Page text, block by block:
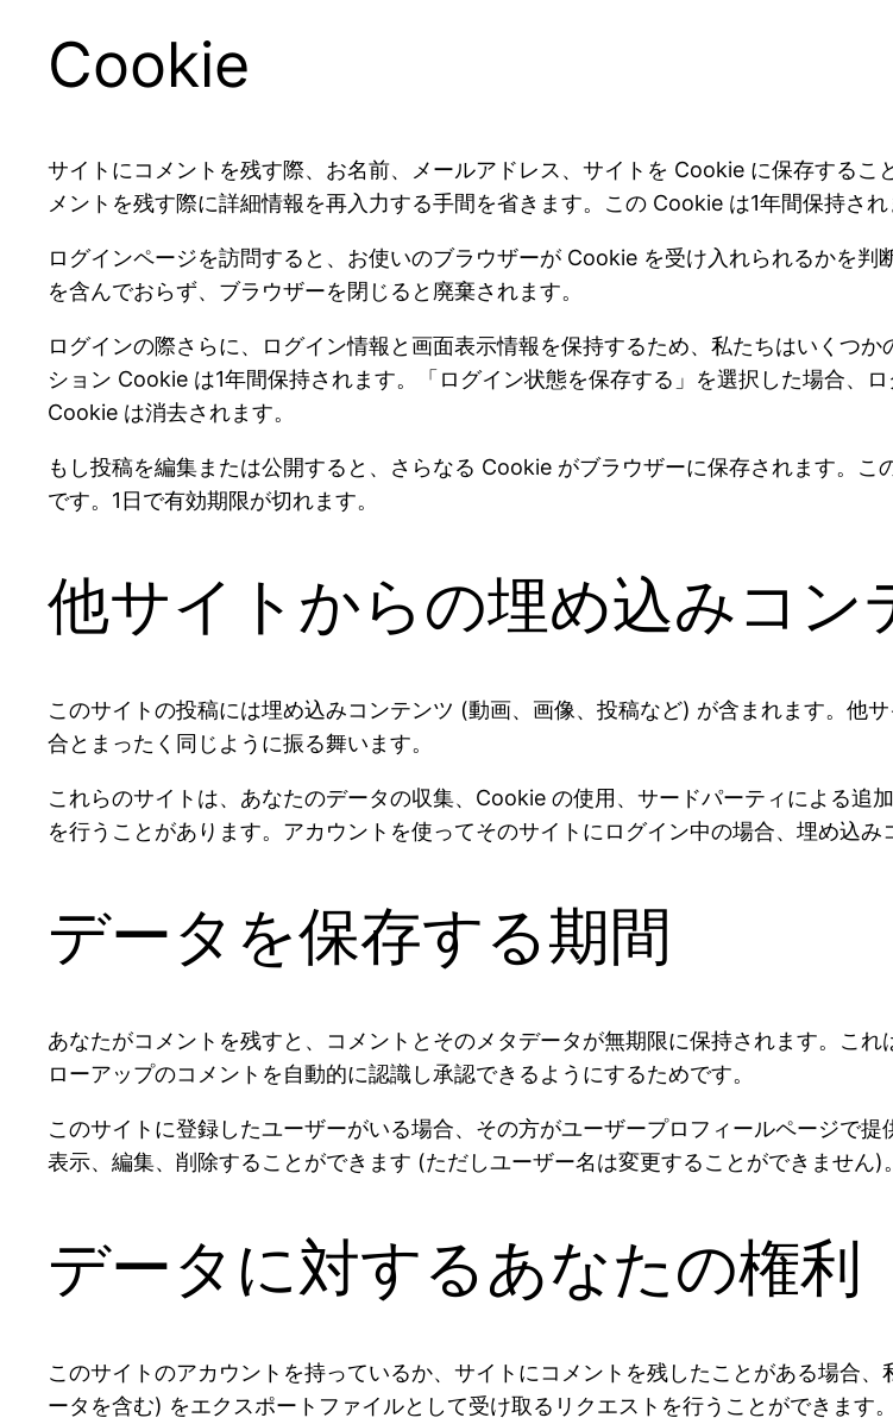
Cookie
サイトにコメントを残す際、お名前、メールアドレス、サイトを Cookie に保存する
メントを残す際に詳細情報を再入力する手間を省きます。この Cookie は1年間保持され
ログインページを訪問すると、お使いのブラウザーが Cookie を受け入れられるかを
を含んでおらず、ブラウザーを閉じると廃棄されます。
ログインの際さらに、ログイン情報と画面表示情報を保持するため、私たちはいくつ
ション Cookie は1年間保持されます。「ログイン状態を保存する」を選択した場合、
Cookie は消去されます。
もし投稿を編集または公開すると、さらなる Cookie がブラウザーに保存されます。
です。1日で有効期限が切れます。
他サイトからの埋め込みコン
このサイトの投稿には埋め込みコンテンツ (動画、画像、投稿など) が含まれます。他
合とまったく同じように振る舞います。
これらのサイトは、あなたのデータの収集、Cookie の使用、サードパーティによる追
を行うことがあります。アカウントを使ってそのサイトにログイン中の場合、埋め込み
データを保存する期間
あなたがコメントを残すと、コメントとそのメタデータが無期限に保持されます。こ
ローアップのコメントを自動的に認識し承認できるようにするためです。
このサイトに登録したユーザーがいる場合、その方がユーザープロフィールページで
表示、編集、削除することができます (ただしユーザー名は変更することができません)
データに対するあなたの権利
このサイトのアカウントを持っているか、サイトにコメントを残したことがある場合
ータを含む) をエクスポートファイルとして受け取るリクエストを行うことができま